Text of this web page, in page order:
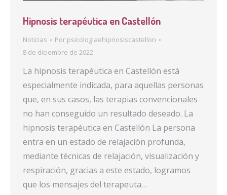
Hipnosis terapéutica en Castellón
Noticias Por psicologiaehipnosiscastellon
8 de diciembre de 2022
La hipnosis terapéutica en Castellón está
especialmente indicada, para aquellas personas
que, en sus casos, las terapias convencionales
no han conseguido un resultado deseado. La
hipnosis terapéutica en Castellón La persona
entra en un estado de relajación profunda,
mediante técnicas de relajación, visualización y
respiración, gracias a este estado, logramos
que los mensajes del terapeuta…